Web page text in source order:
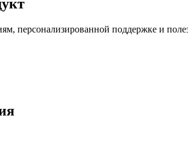
персонализированной поддержке и